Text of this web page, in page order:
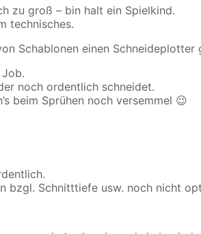
zu groß – bin halt ein Spielkind.
technisches.
Schablonen einen Schneideplotter
noch ordentlich schneidet.
beim Sprühen noch versemmel 😉
bzgl. Schnitttiefe usw. noch nicht